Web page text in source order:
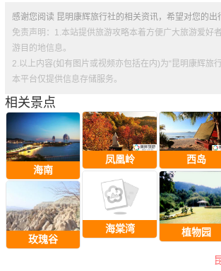
感谢您阅读 昆明康辉旅行社的相关资讯，希望对您的出
免责声明：1.本站提供旅游攻略本着方便广大旅游爱好
游目的地信息。
2.以上内容(如有图片或视频亦包括在内)为“昆明康辉旅
本平台仅提供信息存储服务。
相关景点
海南
玫瑰谷
凤凰岭
海棠湾
西岛
植物园